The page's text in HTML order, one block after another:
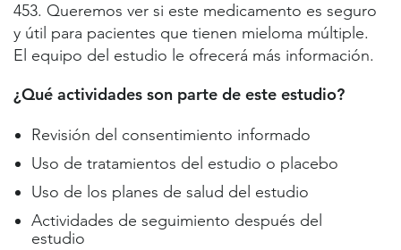
453. Queremos ver si este medicamento es seguro
y útil para pacientes que tienen mieloma múltiple.
El equipo del estudio le ofrecerá más información.
¿Qué actividades son parte de este estudio?
Revisión del consentimiento informado
Uso de tratamientos del estudio o placebo
Uso de los planes de salud del estudio
Actividades de seguimiento después del
estudio